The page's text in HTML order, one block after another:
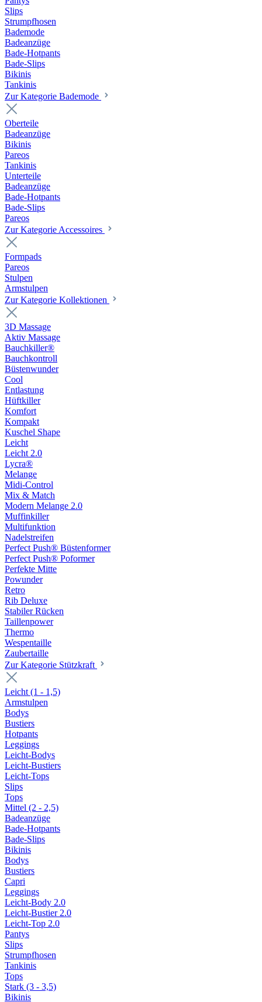
Slips
Strumpfhosen
Bademode
Badeanzüge
Bade-Hotpants
Bade-Slips
Bikinis
Tankinis
Zur Kategorie Bademode
Oberteile
Badeanzüge
Bikinis
Pareos
Tankinis
Unterteile
Badeanzüge
Bade-Hotpants
Bade-Slips
Pareos
Zur Kategorie Accessoires
Formpads
Pareos
Stulpen
Armstulpen
Zur Kategorie Kollektionen
3D Massage
Aktiv Massage
Bauchkiller®
Bauchkontroll
Büstenwunder
Cool
Entlastung
Hüftkiller
Komfort
Kompakt
Kuschel Shape
Leicht
Leicht 2.0
Lycra®
Melange
Midi-Control
Mix & Match
Modern Melange 2.0
Muffinkiller
Multifunktion
Nadelstreifen
Perfect Push® Büstenformer
Perfect Push® Poformer
Perfekte Mitte
Powunder
Retro
Rib Deluxe
Stabiler Rücken
Taillenpower
Thermo
Wespentaille
Zaubertaille
Zur Kategorie Stützkraft
Leicht (1 - 1,5)
Armstulpen
Bodys
Bustiers
Hotpants
Leggings
Leicht-Bodys
Leicht-Bustiers
Leicht-Tops
Slips
Tops
Mittel (2 - 2,5)
Badeanzüge
Bade-Hotpants
Bade-Slips
Bikinis
Bodys
Bustiers
Capri
Leggings
Leicht-Body 2.0
Leicht-Bustier 2.0
Leicht-Top 2.0
Pantys
Slips
Strumpfhosen
Tankinis
Tops
Stark (3 - 3,5)
Bikinis